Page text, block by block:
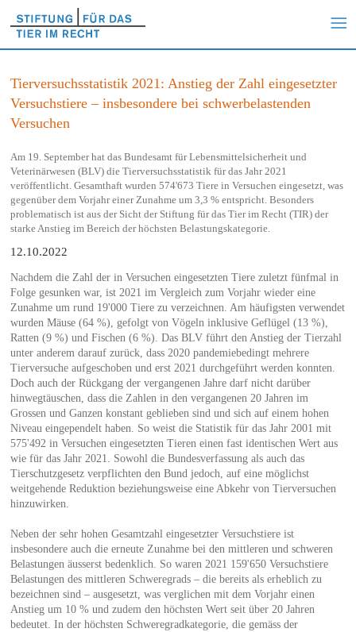
Tierversuchsstatistik 2021: Anstieg der Zahl eingesetzter
Versuchstiere – insbesondere bei schwerbelastenden
Versuchen
Am 19. September hat das Bundesamt für Lebensmittelsicherheit und
Veterinärwesen (BLV) die Tierversuchsstatistik für das Jahr 2021
veröffentlicht. Gesamthaft wurden 574'673 Tiere in Versuchen eingesetzt, was
gegenüber dem Vorjahr einer Zunahme um 3,3 % entspricht. Besonders
problematisch ist aus der Sicht der Stiftung für das Tier im Recht (TIR) der
starke Anstieg im Bereich der höchsten Belastungskategorie.
12.10.2022
Nachdem die Zahl der in Versuchen eingesetzten Tiere zuletzt fünfmal in
Folge gesunken war, ist 2021 im Vergleich zum Vorjahr wieder eine
Zunahme um rund 19'000 Tiere zu verzeichnen. Am häufigsten verwendet
wurden Mäuse (64 %), gefolgt von Vögeln inklusive Geflügel (13 %),
Ratten (9 %) und Fischen (6 %). Das BLV führt den Anstieg der Tierzahl
unter anderem darauf zurück, dass 2020 pandemiebedingt mehrere
Tierversuche aufgeschoben und erst 2021 durchgeführt werden konnten.
Doch auch der Rückgang der vergangenen Jahre darf nicht darüber
hinwegtäuschen, dass die Zahlen in den vergangenen 20 Jahren im
Grossen und Ganzen konstant geblieben sind und sich auf einem hohen
Niveau eingependelt haben. So weist die Statistik für das Jahr 2001 mit
575'492 in Versuchen eingesetzten Tieren einen fast identischen Wert aus
wie für das Jahr 2021. Sowohl die Bundesverfassung als auch das
Tierschutzgesetz verpflichten den Bund jedoch, auf eine möglichst
weitgehende Reduktion beziehungsweise eine Abkehr von Tierversuchen
hinzuwirken.
Neben der sehr hohen Gesamtzahl eingesetzter Versuchstiere ist
insbesondere auch die erneute Zunahme bei den mittleren und schweren
Belastungen äusserst bedenklich. So waren 2021 159'650 Versuchstiere
Belastungen des mittleren Schweregrads – die bereits als erheblich zu
bezeichnen sind – ausgesetzt, was verglichen mit dem Vorjahr einen
Anstieg um 10 % und zudem den höchsten Wert seit über 20 Jahren
bedeutet. In der höchsten Schweregradkategorie, die gemäss der